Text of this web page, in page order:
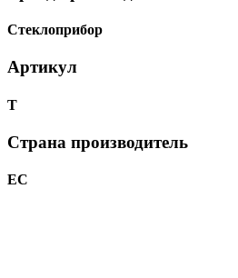
Стеклоприбор
Артикул
Т
Страна производитель
ЕС